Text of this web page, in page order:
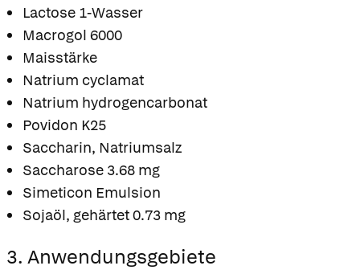
Lactose 1-Wasser
Macrogol 6000
Maisstärke
Natrium cyclamat
Natrium hydrogencarbonat
Povidon K25
Saccharin, Natriumsalz
Saccharose 3.68 mg
Simeticon Emulsion
Sojaöl, gehärtet 0.73 mg
3. Anwendungsgebiete